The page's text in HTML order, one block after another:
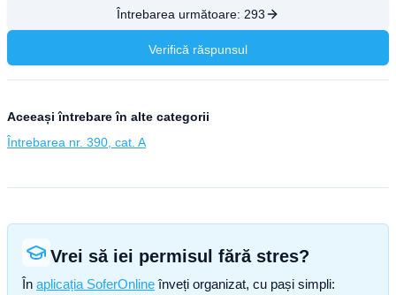
Întrebarea următoare: 293
Verifică răspunsul
Aceeași întrebare în alte categorii
Întrebarea nr. 390, cat. A
Vrei să iei permisul fără stres?
În aplicația SoferOnline înveți organizat, cu pași simpli: